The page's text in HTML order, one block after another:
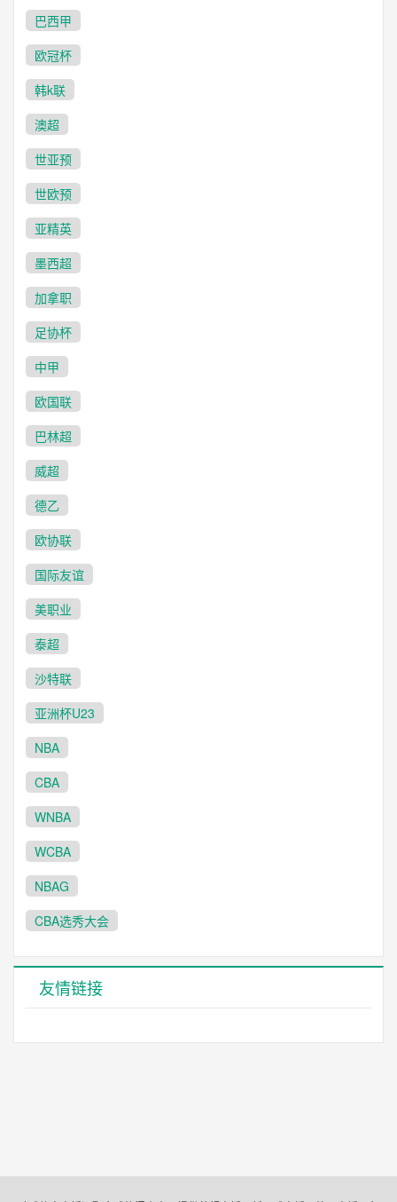
巴西甲
欧冠杯
韩k联
澳超
世亚预
世欧预
亚精英
墨西超
加拿职
足协杯
中甲
欧国联
巴林超
威超
德乙
欧协联
国际友谊
美职业
泰超
沙特联
亚洲杯U23
NBA
CBA
WNBA
WCBA
NBAG
CBA选秀大会
友情链接